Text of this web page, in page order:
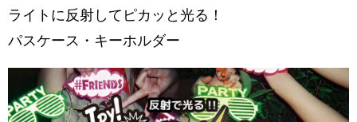
ライトに反射してピカッと光る！
パスケース・キーホルダー